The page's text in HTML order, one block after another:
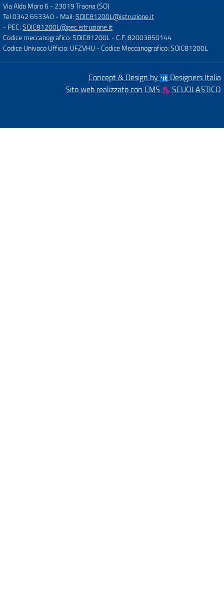
Via Aldo Moro 6-23019 Traona (SO)
Tel 0342 653340- Mail:SOIC81200L@istruzione.it
- PEC:SOIC81200L@pec.istruzione.it
Codice meccanografico: SOIC81200L- C.F. 82003850144
Codice Univoco Ufficio: UFZVHU - Codice Meccanografico: SOIC81200L
Concept & Design by
Designers Italia
Sito web realizzato con CMS
SCUOLASTICO